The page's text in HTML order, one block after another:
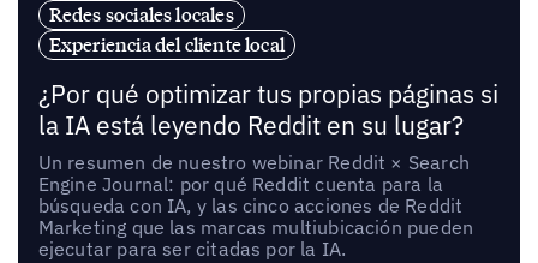
Redes sociales locales
Experiencia del cliente local
¿Por qué optimizar tus propias páginas si
la IA está leyendo Reddit en su lugar?
Un resumen de nuestro webinar Reddit × Search
Engine Journal: por qué Reddit cuenta para la
búsqueda con IA, y las cinco acciones de Reddit
Marketing que las marcas multiubicación pueden
ejecutar para ser citadas por la IA.